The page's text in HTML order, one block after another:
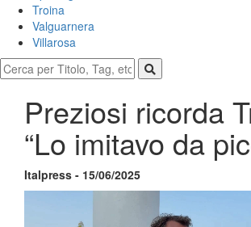
Troina
Valguarnera
Villarosa
Preziosi ricorda
“Lo imitavo da
Italpress - 15/06/2025